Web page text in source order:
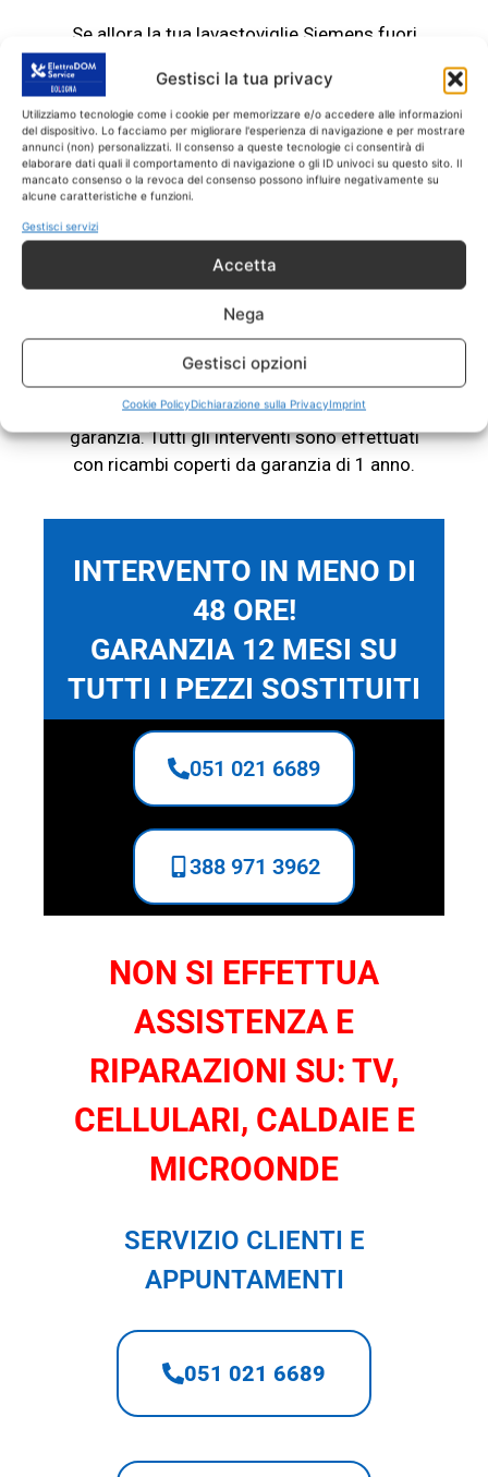
Gestisci la tua privacy
Utilizziamo tecnologie come i cookie per memorizzare e/o accedere alle informazioni
del dispositivo. Lo facciamo per migliorare l'esperienza di navigazione e per mostrare
annunci (non) personalizzati. Il consenso a queste tecnologie ci consentirà di
elaborare dati quali il comportamento di navigazione o gli ID univoci su questo sito. Il
mancato consenso o la revoca del consenso possono influire negativamente su
alcune caratteristiche e funzioni.
Gestisci servizi
Accetta
Nega
Gestisci opzioni
Cookie PolicyDichiarazione sulla PrivacyImprint
Se allora la tua lavastoviglie Siemens fuori
garanzia non funziona più o ha dei problemi,
chiamaci con fiducia. Il nostro servizio
Assistenza lavastoviglie Siemens Ozzano
Emilia esegue riparazioni e assistenza su tutte
le lavastoviglie Siemens.
ASSISTENZA LAVASTOVIGLIE
SIEMENS Ozzano Emilia
SOLO CON RICAMBI CON GARANZIA 1
ANNO
Eseguiamo ilservizio di Assistenza
LAVASTOVIGLIE SIEMENS Ozzano
Emilia SOLOsu prodottiSiemensfuori
garanzia. Tutti gli interventi sono effettuati
con ricambi coperti da garanzia di 1 anno.
INTERVENTO IN MENO DI
48 ORE!
GARANZIA 12 MESI SU
TUTTI I PEZZI SOSTITUITI
051 021 6689
388 971 3962
NON SI EFFETTUA
ASSISTENZA E
RIPARAZIONI SU: TV,
CELLULARI, CALDAIE E
MICROONDE
SERVIZIO CLIENTI E
APPUNTAMENTI
051 021 6689